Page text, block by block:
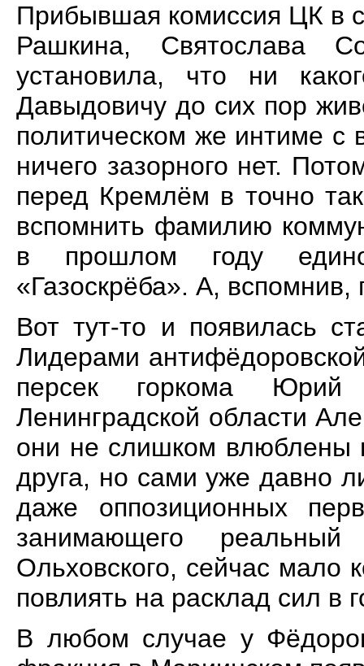
Прибывшая комиссия ЦК в
Рашкина, Святослава
установила, что ни
Давыдовичу до сих пор
политическом же интиме с
ничего зазорного нет.
перед Кремлём в точно
вспомнить фамилию
в прошлом году
«Газоскрёба». А, вспомнив,
Вот тут-то и появилась
Лидерами
персек горкома Юрий
Ленинградской области
они не слишком влюблены
друга, но сами уже давно
даже оппозиционных
занимающего
Ольховского, сейчас мало
повлиять на расклад сил в
В любом случае у